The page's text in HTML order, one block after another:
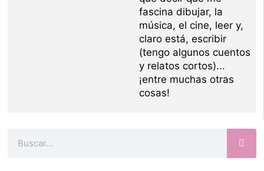
fascina dibujar, la
música, el cine, leer y,
claro está, escribir
(tengo algunos cuentos
y relatos cortos)...
¡entre muchas otras
cosas!